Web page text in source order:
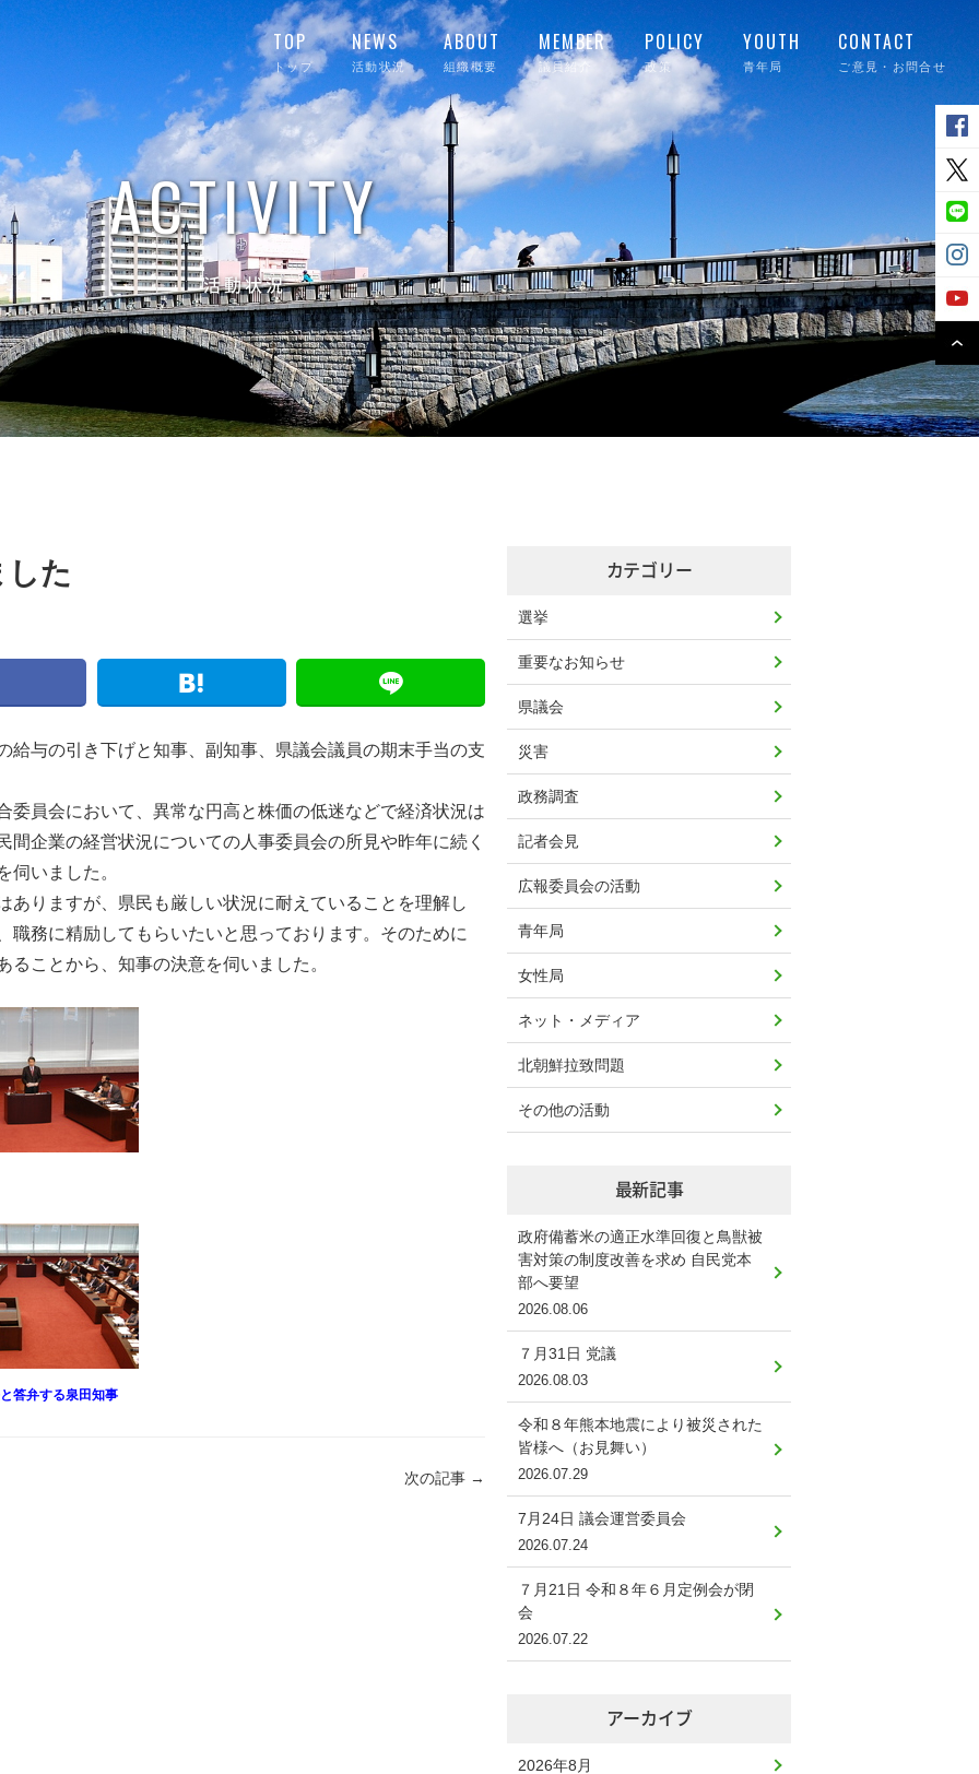
TOP
トップ
NEWS
活動状況
ABOUT
組織概要
MEMBER
議員紹介
POLICY
政策
YOUTH
青年局
CONTACT
ご意見・お問合せ
ACTIVITY
活動状況
した
給与の引き下げと知事、副知事、県議会議員の期末手当の支
委員会において、異常な円高と株価の低迷などで経済状況は
間企業の経営状況についての人事委員会の所見や昨年に続く
伺いました。
ありますが、県民も厳しい状況に耐えていることを理解し
職務に精励してもらいたいと思っております。そのために
ことから、知事の決意を伺いました。
答弁する泉田知事
次の記事 →
カテゴリー
選挙
重要なお知らせ
県議会
災害
政務調査
記者会見
広報委員会の活動
青年局
女性局
ネット・メディア
北朝鮮拉致問題
その他の活動
最新記事
政府備蓄米の適正水準回復と鳥獣被
害対策の制度改善を求め 自民党本
部へ要望
2026.08.06
７月31日 党議
2026.08.03
令和８年熊本地震により被災された
皆様へ（お見舞い）
2026.07.29
7月24日 議会運営委員会
2026.07.24
７月21日 令和８年６月定例会が閉
会
2026.07.22
アーカイブ
2026年8月